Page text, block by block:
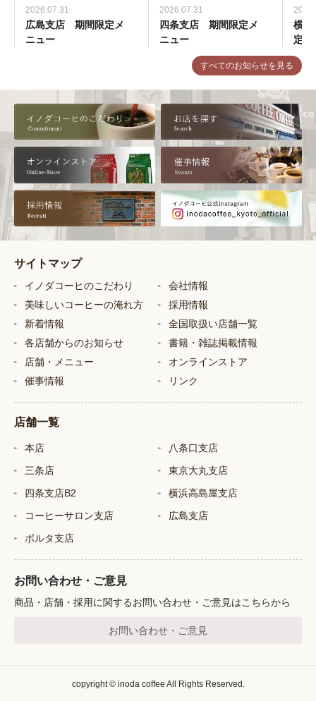
すべてのお知らせを見る
2026.07.31
広島支店 期間限定メ
ニュー
2026.07.31
四条支店 期間限定メ
ニュー
横
定メ
サイトマップ
イノダコーヒのこだわり
美味しいコーヒーの淹れ方
新着情報
各店舗からのお知らせ
店舗・メニュー
催事情報
会社情報
採用情報
全国取扱い店舗一覧
書籍・雑誌掲載情報
オンラインストア
リンク
店舗一覧
本店
三条店
四条支店B2
コーヒーサロン支店
ポルタ支店
八条口支店
東京大丸支店
横浜高島屋支店
広島支店
お問い合わせ・ご意見
商品・店舗・採用に関するお問い合わせ・ご意見はこちらから
お問い合わせ・ご意見
copyright © inoda coffee All Rights Reserved.